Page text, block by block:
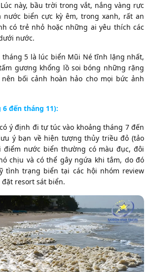
này, bầu trời trong vắt, nắng vàng rực
biển cực kỳ êm, trong xanh, rất an
có trẻ nhỏ hoặc những ai yêu thích các
nước.
5 là lúc biển Mũi Né tĩnh lặng nhất,
gương khổng lồ soi bóng những rặng
bối cảnh hoàn hảo cho mọi bức ảnh
đến tháng 11):
ý định đi tự túc vào khoảng tháng 7 đến
ý bạn về hiện tượng thủy triều đỏ (tảo
điểm nước biển thường có màu đục, đôi
chịu và có thể gây ngứa khi tắm, do đó
tình trạng biển tại các hội nhóm review
resort sát biển.